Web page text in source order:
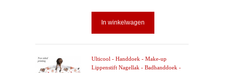
In winkelwagen
Ulticool - Handdoek - Make-up
Lippenstift Nagellak - Badhanddoek -